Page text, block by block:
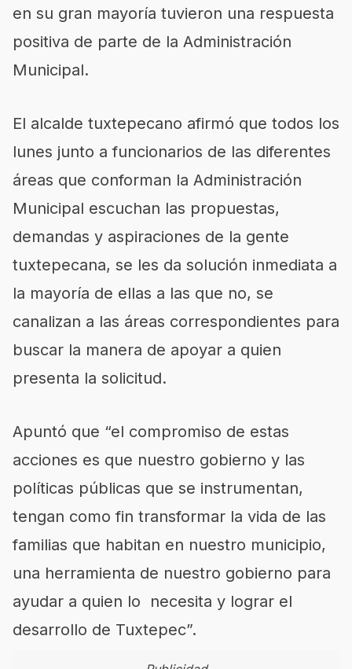
en su gran mayoría tuvieron una respuesta
positiva de parte de la Administración
Municipal.
El alcalde tuxtepecano afirmó que todos los
lunes junto a funcionarios de las diferentes
áreas que conforman la Administración
Municipal escuchan las propuestas,
demandas y aspiraciones de la gente
tuxtepecana, se les da solución inmediata a
la mayoría de ellas a las que no, se
canalizan a las áreas correspondientes para
buscar la manera de apoyar a quien
presenta la solicitud.
Apuntó que “el compromiso de estas
acciones es que nuestro gobierno y las
políticas públicas que se instrumentan,
tengan como fin transformar la vida de las
familias que habitan en nuestro municipio,
una herramienta de nuestro gobierno para
ayudar a quien lo necesita y lograr el
desarrollo de Tuxtepec”.